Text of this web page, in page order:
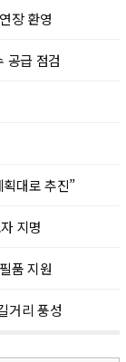
장 환영
공급 점검
대로 추진”
지명
품 지원
거리 풍성